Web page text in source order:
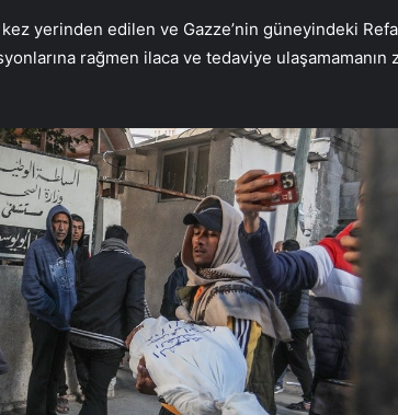
kez yerinden edilen ve Gazze’nin güneyindeki
rağmen ilaca ve tedaviye ulaşamamanın